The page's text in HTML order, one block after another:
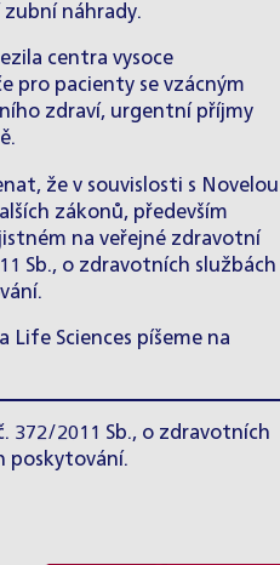
náhrady.
centra vysoce
pro pacienty se vzácným
zdraví, urgentní příjmy
že v souvislosti s Novelou
zákonů, především
na veřejné zdravotní
Sb., o zdravotních službách
Life Sciences píšeme na
372/2011 Sb., o zdravotních
poskytování.